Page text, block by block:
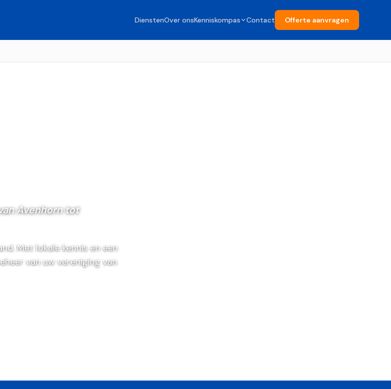
DienstenOver onsKenniskompas Contact Offerte aanvragen
Avenhorn tot
Met lokale kennis en een
van uw vereniging van